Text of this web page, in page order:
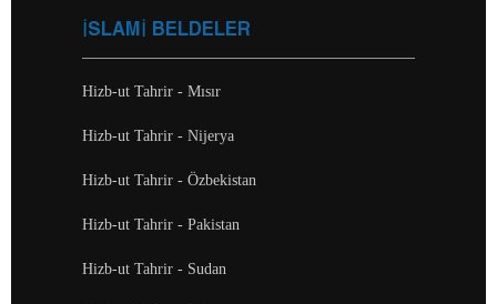
İSLAMİ BELDELER
Hizb-ut Tahrir - Mısır
Hizb-ut Tahrir - Nijerya
Hizb-ut Tahrir - Özbekistan
Hizb-ut Tahrir - Pakistan
Hizb-ut Tahrir - Sudan